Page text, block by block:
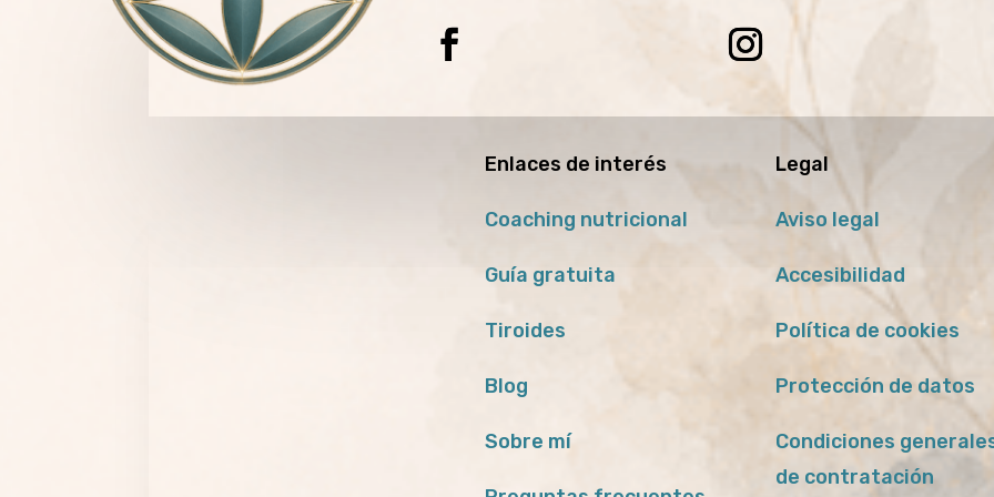
Enlaces de interés
Coaching nutricional
Guía gratuita
Tiroides
Blog
Sobre mí
Legal
Aviso legal
Accesibilidad
Política de cookies
Protección de datos
Condiciones
de contratación